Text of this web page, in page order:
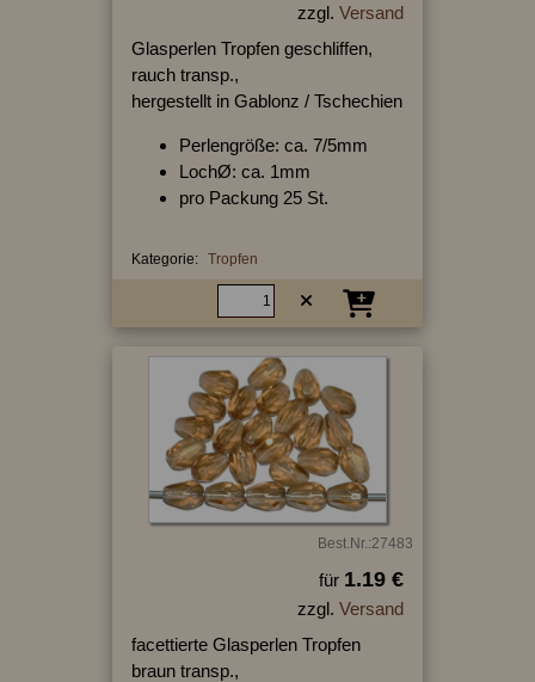
zzgl. Versand
Glasperlen Tropfen geschliffen,
rauch transp.,
hergestellt in Gablonz / Tschechien
Perlengröße: ca. 7/5mm
LochØ: ca. 1mm
pro Packung 25 St.
Kategorie: Tropfen
Best.Nr.:27483
für 1.19 €
zzgl. Versand
facettierte Glasperlen Tropfen
braun transp.,